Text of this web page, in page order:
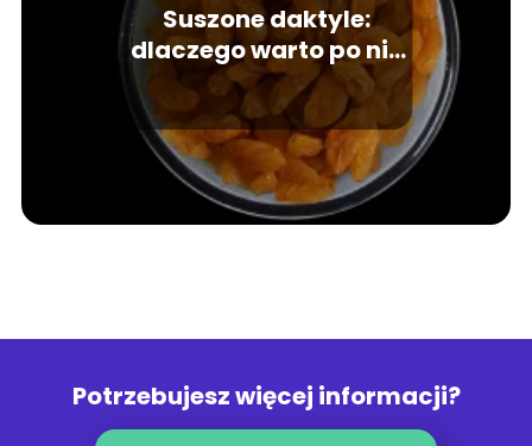
Suszone daktyle:
dlaczego warto po nie
sięgać?
Potrzebujesz więcej informacji?